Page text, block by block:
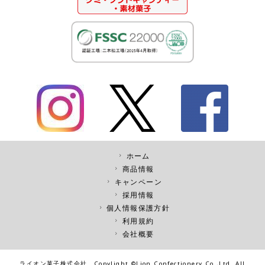
ホーム
商品情報
キャンペーン
採用情報
個人情報保護方針
利用規約
会社概要